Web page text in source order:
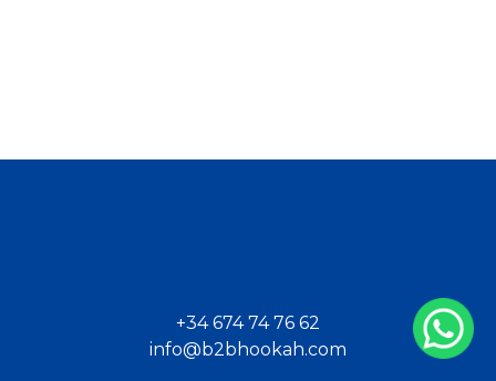
+34 674 74 76 62
info@b2bhookah.com